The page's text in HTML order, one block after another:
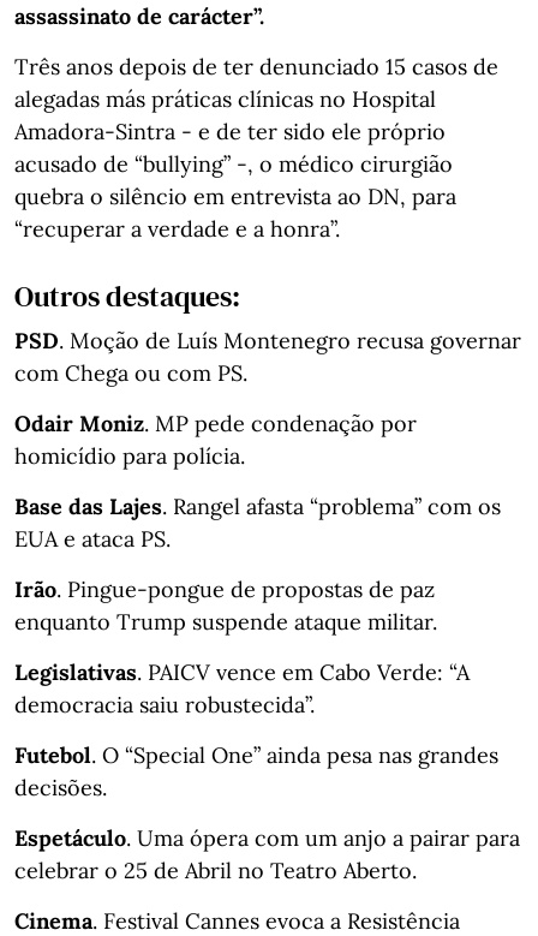
assassinato de carácter”.
Três anos depois de ter denunciado 15 casos de
alegadas más práticas clínicas no Hospital
Amadora-Sintra - e de ter sido ele próprio
acusado de “bullying” -, o médico cirurgião
quebra o silêncio em entrevista ao DN, para
“recuperar a verdade e a honra”.
Outros destaques:
PSD. Moção de Luís Montenegro recusa governar
com Chega ou com PS.
Odair Moniz. MP pede condenação por
homicídio para polícia.
Base das Lajes. Rangel afasta “problema” com os
EUA e ataca PS.
Irão. Pingue-pongue de propostas de paz
enquanto Trump suspende ataque militar.
Legislativas. PAICV vence em Cabo Verde: “A
democracia saiu robustecida”.
Futebol. O “Special One” ainda pesa nas grandes
decisões.
Espetáculo. Uma ópera com um anjo a pairar para
celebrar o 25 de Abril no Teatro Aberto.
Cinema. Festival Cannes evoca a Resistência